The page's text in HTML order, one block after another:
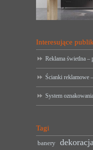
Interesujące
Reklama świetlna –
Ścianki reklamowe
System
Tagi
banery dekoracja